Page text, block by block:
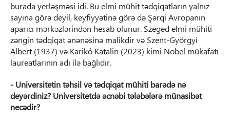
burada yerləşməsi idi. Bu elmi mühit tədqiqatların yalnız
sayına görə deyil, keyfiyyətinə görə də Şərqi Avropanın
aparıcı mərkəzlərindən hesab olunur. Szeged elmi mühiti
zəngin tədqiqat ənənəsinə malikdir və Szent-Györgyi
Albert (1937) və Karikó Katalin (2023) kimi Nobel mükafatı
laureatlarının adı ilə bağlıdır.
- Universitetin təhsil və tədqiqat mühiti barədə nə
deyərdiniz? Universitetdə əcnəbi tələbələrə münasibət
necədir?